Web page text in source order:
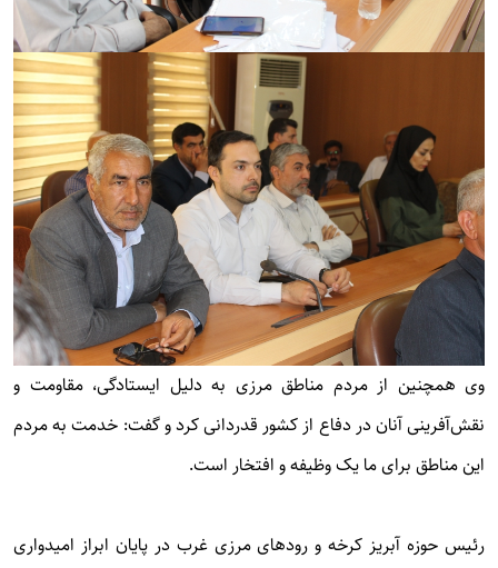
وی همچنین از مردم مناطق مرزی به دلیل ایستادگی، مقاومت و
نقش‌آفرینی آنان در دفاع از کشور قدردانی کرد و گفت: خدمت به مردم
این مناطق برای ما یک وظیفه و افتخار است.
رئیس حوزه آبریز کرخه و رودهای مرزی غرب در پایان ابراز امیدواری